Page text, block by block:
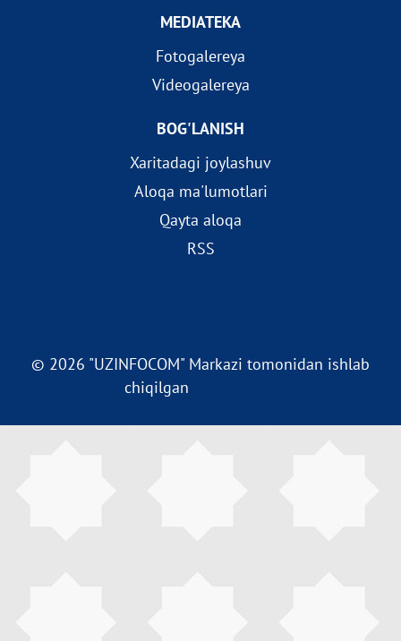
MEDIATEKA
Fotogalereya
Videogalereya
BOG'LANISH
Xaritadagi joylashuv
Aloqa ma'lumotlari
Qayta aloqa
RSS
© 2026 "UZINFOCOM" Markazi tomonidan ishlab
chiqilgan